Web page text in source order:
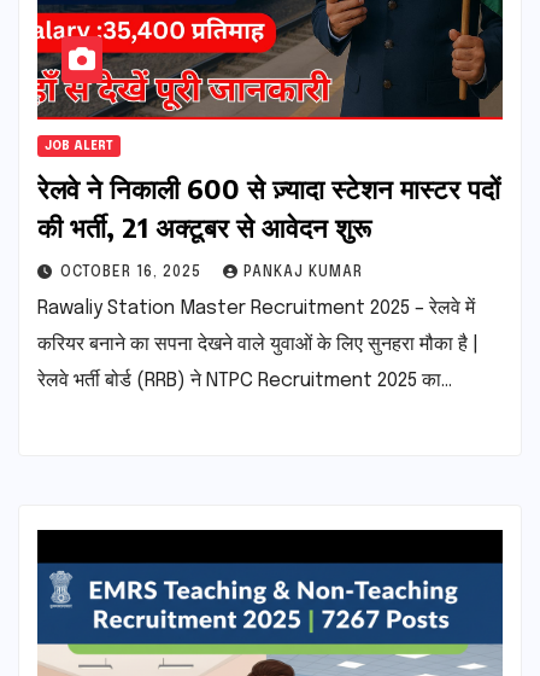
JOB ALERT
रेलवे ने निकाली 600 से ज़्यादा स्टेशन मास्टर पदों
की भर्ती, 21 अक्टूबर से आवेदन शुरू
OCTOBER 16, 2025 PANKAJ KUMAR
Rawaliy Station Master Recruitment 2025 – रेलवे में
करियर बनाने का सपना देखने वाले युवाओं के लिए सुनहरा मौका है |
रेलवे भर्ती बोर्ड (RRB) ने NTPC Recruitment 2025 का…